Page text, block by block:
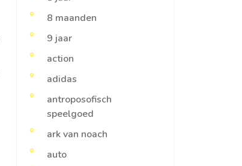
8 maanden
9 jaar
action
adidas
antroposofisch
speelgoed
ark van noach
auto